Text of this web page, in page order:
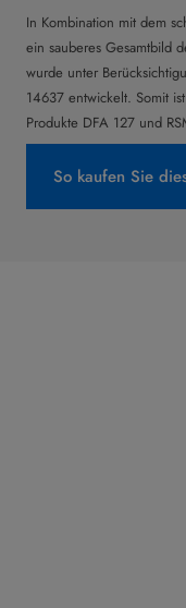
In Kombination mit dem
ein sauberes Gesamtbild
wurde unter
14637 entwickelt. Somit
Produkte DFA 127 und
So kaufen Sie